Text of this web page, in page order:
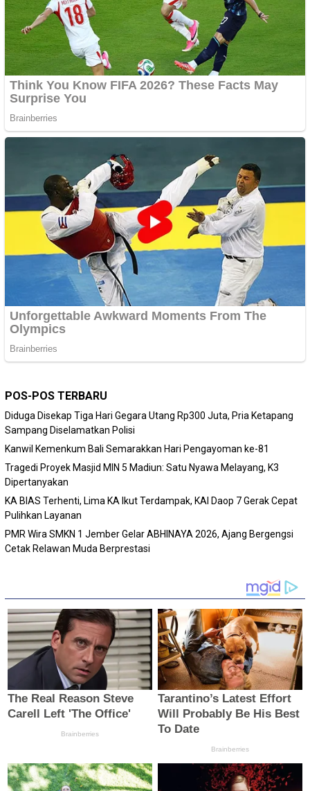
POS-POS TERBARU
Diduga Disekap Tiga Hari Gegara Utang Rp300 Juta, Pria Ketapang
Sampang Diselamatkan Polisi
Kanwil Kemenkum Bali Semarakkan Hari Pengayoman ke-81
Tragedi Proyek Masjid MIN 5 Madiun: Satu Nyawa Melayang, K3
Dipertanyakan
KA BIAS Terhenti, Lima KA Ikut Terdampak, KAI Daop 7 Gerak Cepat
Pulihkan Layanan
PMR Wira SMKN 1 Jember Gelar ABHINAYA 2026, Ajang Bergengsi
Cetak Relawan Muda Berprestasi